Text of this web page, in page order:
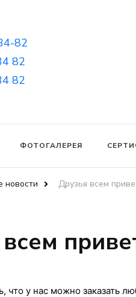
82
82
82
ФОТОГАЛЕРЕЯ
новости Друзья всем
что у нас можно заказать